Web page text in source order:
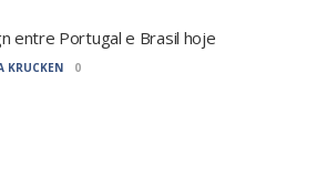
entre Portugal e Brasil hoje
KRUCKEN 0